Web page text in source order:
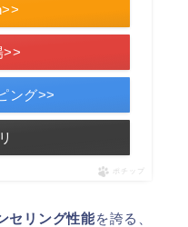
>>
ング>>
ポチップ
セリング性能を誇る、